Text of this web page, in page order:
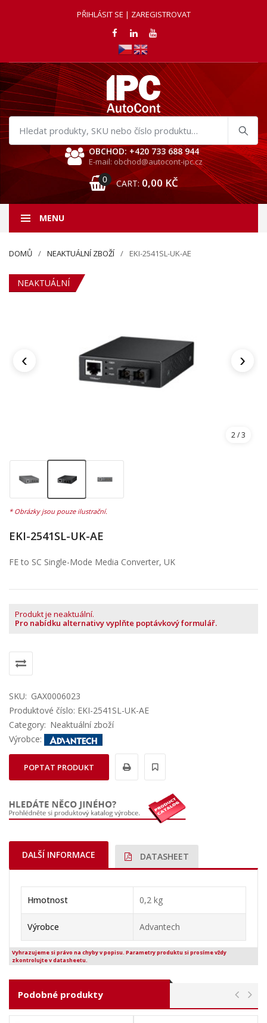
PŘIHLÁSIT SE | ZAREGISTROVAT
Hledat
produkty
OBCHOD: +420 733 688 944
E-mail: obchod@autocont-ipc.cz
0 CART: 0,00 KČ
MENU
DOMŮ NEAKTUÁLNÍ ZBOŽÍ EKI-2541SL-UK-AE
NEAKTUÁLNÍ
‹ ›
2/ 3
EKI-2541SL-UK-AE
FE to SC Single-Mode Media Converter, UK
Produkt je neaktuální.
Pro nabídku alternativy vyplňte poptávkový formulář.
SKU: GAX0006023
Produktové číslo: EKI-2541SL-UK-AE
Category: Neaktuální zboží
Výrobce:
POPTAT PRODUKT
DALŠÍ INFORMACE DATASHEET
Hmotnost 0,2 kg
Výrobce Advantech
Vyhrazujeme si právo na chyby v popisu. Parametry produktu si prosíme vždy
zkontrolujte v datasheetu.
Podobné produkty